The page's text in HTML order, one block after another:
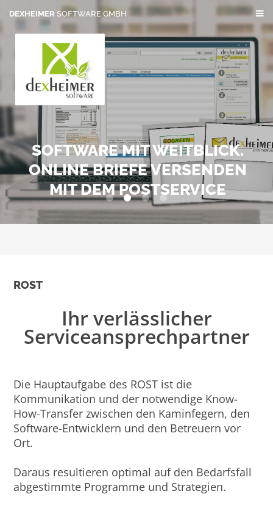
DEXHEIMER SOFTWARE GMBH
SOFTWARE MIT WEITBLICK.
ONLINE BRIEFE VERSENDEN
MIT DEM POSTSERVICE
0 1 2 3
ROST
Ihr verlässlicher
Serviceansprechpartner
Die Hauptaufgabe des ROST ist die
Kommunikation und der notwendige Know-
How-Transfer zwischen den Kaminfegern, den
Software-Entwicklern und den Betreuern vor
Ort.
Daraus resultieren optimal auf den Bedarfsfall
abgestimmte Programme und Strategien.